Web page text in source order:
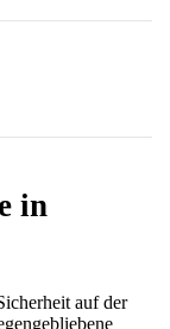
in
auf der